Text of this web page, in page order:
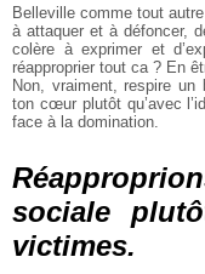
Belleville comme tout
à attaquer et à défoncer,
colère à exprimer et
réapproprier tout ca ? En
Non, vraiment, respire
ton cœur plutôt qu’avec
face à la domination.
sociale
victimes.